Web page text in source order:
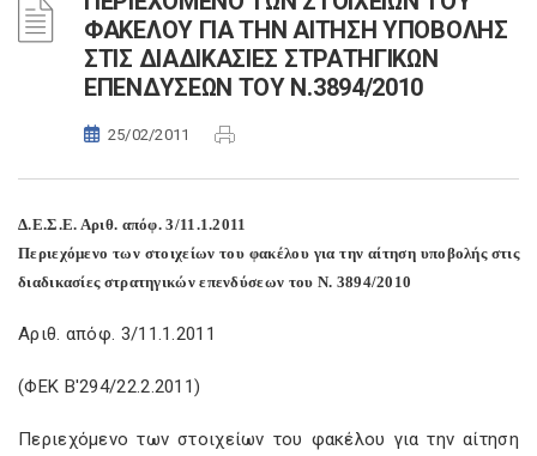
ΦΑΚΕΛΟΥ ΓΙΑ ΤΗΝ ΑΙΤΗΣΗ ΥΠΟΒΟΛΗΣ
ΣΤΙΣ ΔΙΑΔΙΚΑΣΙΕΣ ΣΤΡΑΤΗΓΙΚΩΝ
ΕΠΕΝΔΥΣΕΩΝ ΤΟΥ Ν.3894/2010
25/02/2011
Δ.Ε.Σ.Ε. Αριθ. απόφ. 3/11.1.2011
Περιεχόμενο των στοιχείων του φακέλου για την αίτηση υποβολής στις
διαδικασίες στρατηγικών επενδύσεων του Ν. 3894/2010
Αριθ. απόφ. 3/11.1.2011
(ΦΕΚ Β'294/22.2.2011)
Περιεχόμενο των στοιχείων του φακέλου για την αίτηση